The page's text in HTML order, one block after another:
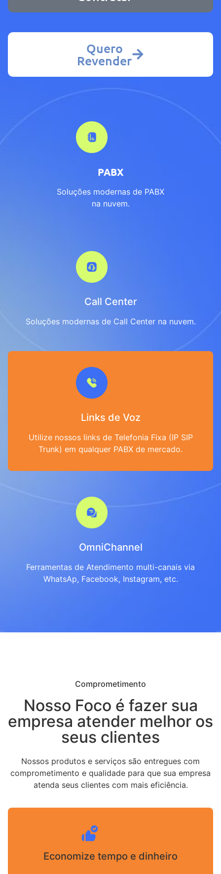
Links de Voz
Utilize nossos links de Telefonia Fixa (IP SIP
Trunk) em qualquer PABX de mercado.
OmniChannel
Ferramentas de Atendimento multi-canais via
WhatsAp, Facebook, Instagram, etc.
PABX
Soluções modernas de PABX
na nuvem.
Call Center
Soluções modernas de Call Center na nuvem.
Quero
Revender
Comprometimento
Nosso Foco é fazer sua
empresa atender melhor os
seus clientes
Nossos produtos e serviços são entregues com
comprometimento e qualidade para que sua empresa
atenda seus clientes com mais eficiência.
Economize tempo e dinheiro